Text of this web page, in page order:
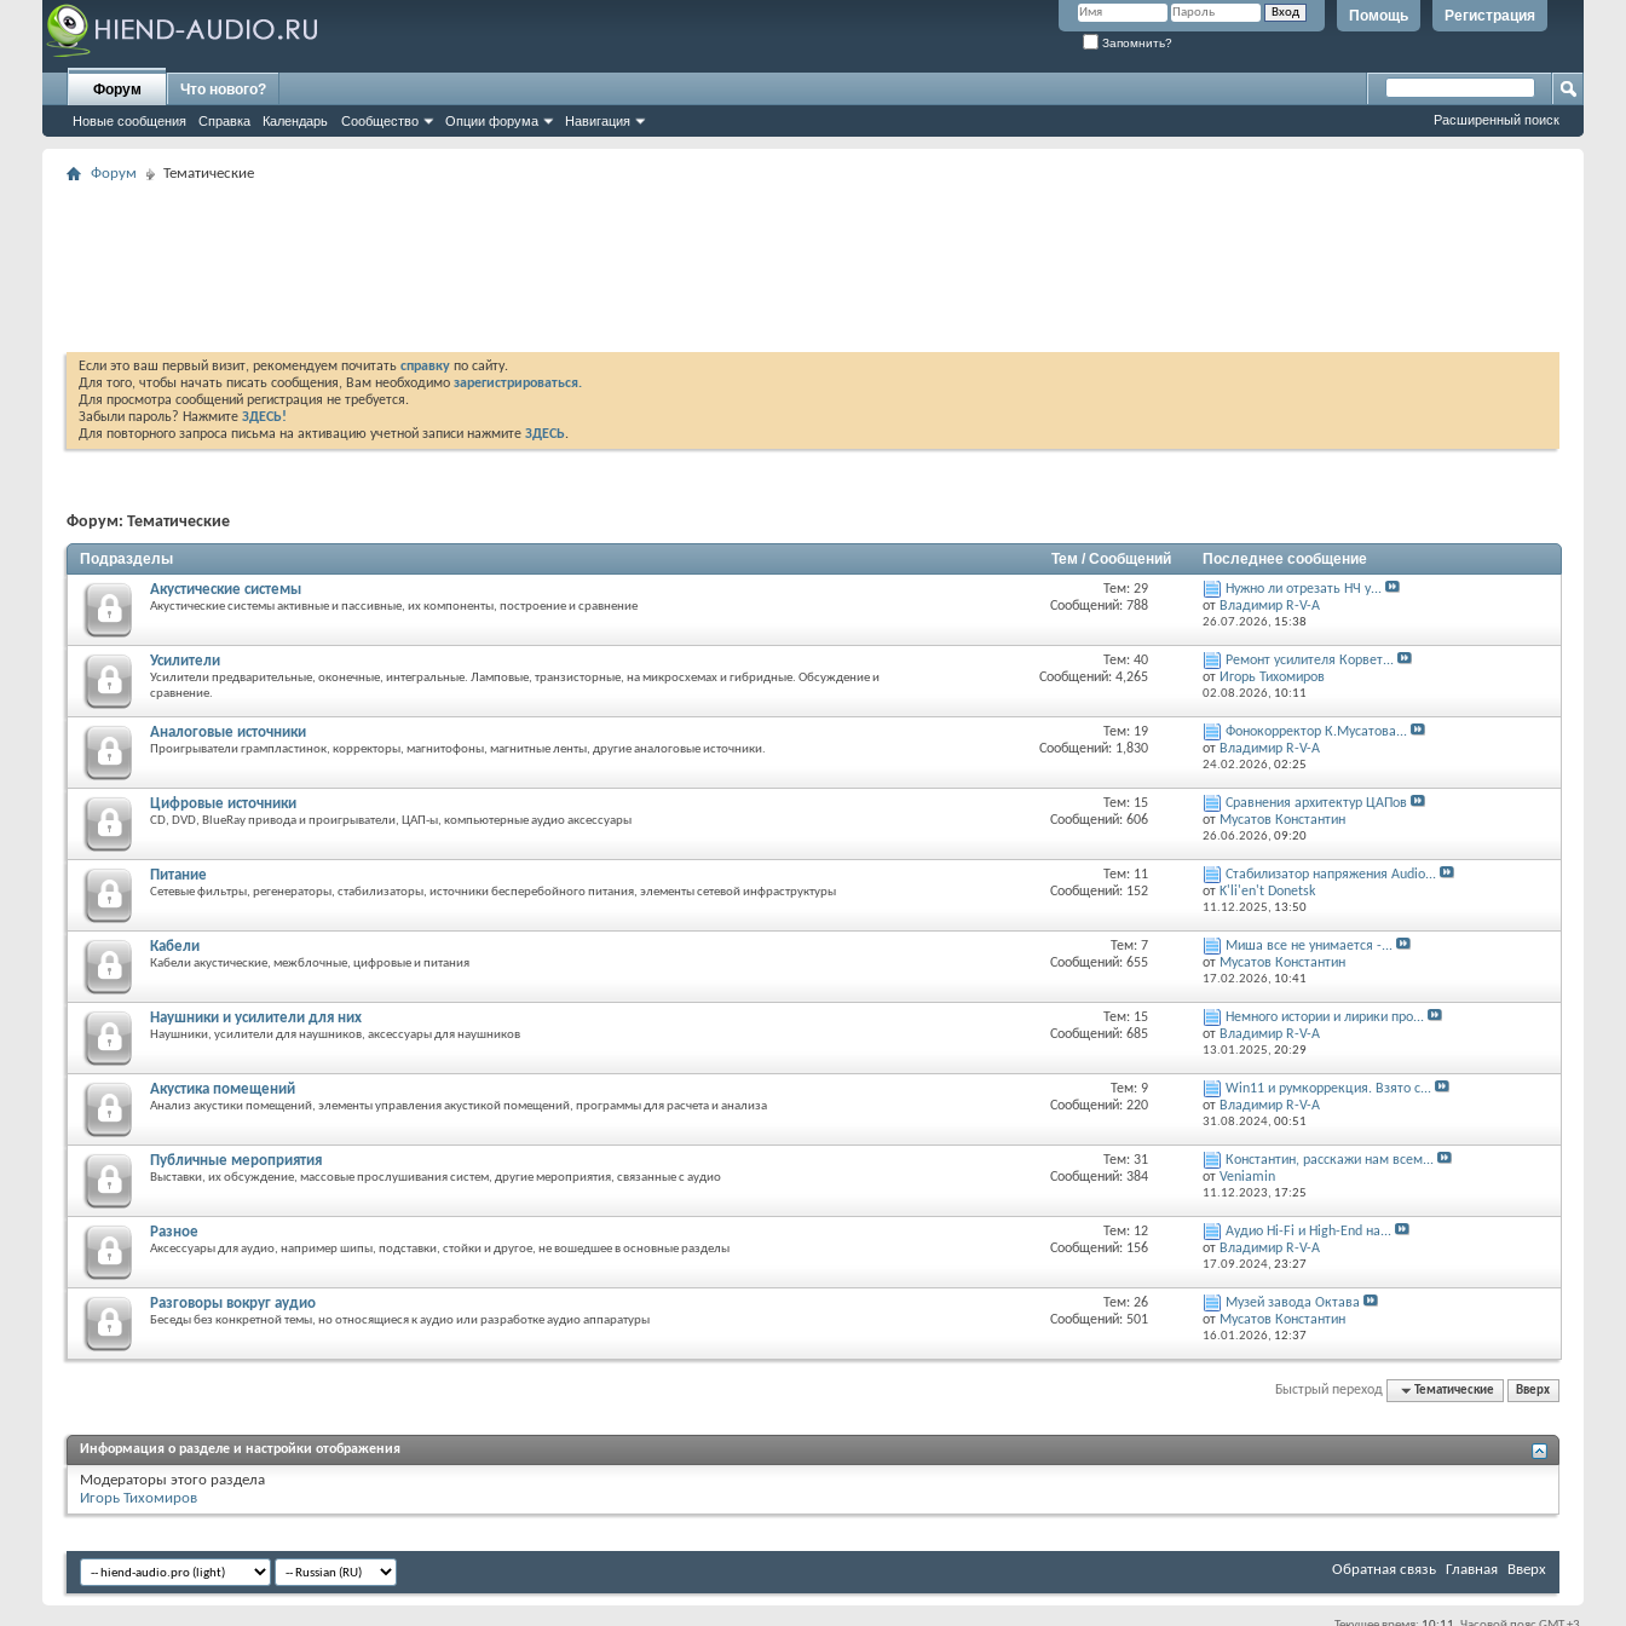
Регистрация
Помощь
Запомнить?
Форум
Новые сообщения Справка Календарь Сообщество Опции форума Навигация
Что нового?
Расширенный поиск
Форум Тематические
Если это ваш первый визит, рекомендуем почитать справку по сайту.
Для того, чтобы начать писать сообщения, Вам необходимо зарегистрироваться.
Для просмотра сообщений регистрация не требуется.
Забыли пароль? Нажмите ЗДЕСЬ!
Для повторного запроса письма на активацию учетной записи нажмите ЗДЕСЬ.
Форум: Тематические
Подразделы Тем / Сообщений Последнее сообщение
Акустические системы
Акустические системы активные и пассивные, их компоненты, построение и сравнение
Тем: 29
Сообщений: 788
Нужно ли отрезать НЧ у...
от Владимир R-V-A
26.07.2026, 15:38
Усилители
Усилители предварительные, оконечные, интегральные. Ламповые, транзисторные, на микросхемах и гибридные. Обсуждение и
сравнение.
Тем: 40
Сообщений: 4,265
Ремонт усилителя Корвет...
от Игорь Тихомиров
02.08.2026, 10:11
Аналоговые источники
Проигрыватели грампластинок, корректоры, магнитофоны, магнитные ленты, другие аналоговые источники.
Тем: 19
Сообщений: 1,830
Фонокорректор К.Мусатова...
от Владимир R-V-A
24.02.2026, 02:25
Цифровые источники
CD, DVD, BlueRay привода и проигрыватели, ЦАП-ы, компьютерные аудио аксессуары
Тем: 15
Сообщений: 606
Сравнения архитектур ЦАПов
от Мусатов Константин
26.06.2026, 09:20
Питание
Сетевые фильтры, регенераторы, стабилизаторы, источники бесперебойного питания, элементы сетевой инфраструктуры
Тем: 11
Сообщений: 152
Стабилизатор напряжения Audio...
от K'li'en't Donetsk
11.12.2025, 13:50
Кабели
Кабели акустические, межблочные, цифровые и питания
Тем: 7
Сообщений: 655
Миша все не унимается -...
от Мусатов Константин
17.02.2026, 10:41
Наушники и усилители для них
Наушники, усилители для наушников, аксессуары для наушников
Тем: 15
Сообщений: 685
Немного истории и лирики про...
от Владимир R-V-A
13.01.2025, 20:29
Акустика помещений
Анализ акустики помещений, элементы управления акустикой помещений, программы для расчета и анализа
Тем: 9
Сообщений: 220
Win11 и румкоррекция. Взято с...
от Владимир R-V-A
31.08.2024, 00:51
Публичные мероприятия
Выставки, их обсуждение, массовые прослушивания систем, другие мероприятия, связанные с аудио
Тем: 31
Сообщений: 384
Константин, расскажи нам всем...
от Veniamin
11.12.2023, 17:25
Разное
Аксессуары для аудио, например шипы, подставки, стойки и другое, не вошедшее в основные разделы
Тем: 12
Сообщений: 156
Аудио Hi-Fi и High-End на...
от Владимир R-V-A
17.09.2024, 23:27
Разговоры вокруг аудио
Беседы без конкретной темы, но относящиеся к аудио или разработке аудио аппаратуры
Тем: 26
Сообщений: 501
Музей завода Октава
от Мусатов Константин
16.01.2026, 12:37
Быстрый переход Тематические Вверх
Информация о разделе и настройки отображения
Модераторы этого раздела
Игорь Тихомиров
Обратная связь Главная Вверх